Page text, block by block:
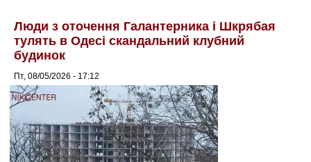
Люди з оточення Галантерника і Шкрябая
тулять в Одесі скандальний клубний
будинок
Пт, 08/05/2026 - 17:12